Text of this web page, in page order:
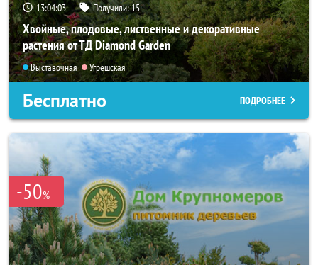
13:04:01 Получили:15
Хвойные, плодовые, лиственные и декоративные
растения от ТД Diamond Garden
Выставочная Угрешская
Бесплатно ПОДРОБНЕЕ
-50%